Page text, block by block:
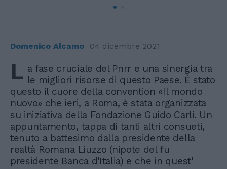
Domenico Alcamo 04 dicembre 2021
L a fase cruciale del Pnrr e una sinergia tra
le migliori risorse di questo Paese. È stato
questo il cuore della convention «Il mondo
nuovo» che ieri, a Roma, è stata organizzata
su iniziativa della Fondazione Guido Carli. Un
appuntamento, tappa di tanti altri consueti,
tenuto a battesimo dalla presidente della
realtà Romana Liuzzo (nipote del fu
presidente Banca d'Italia) e che in quest'